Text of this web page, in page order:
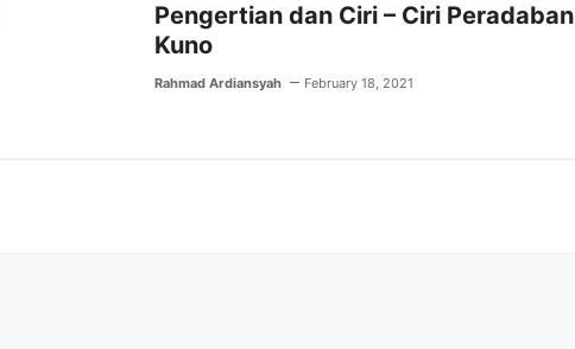
Pengertian dan Ciri – Ciri Peradaban
Kuno
Rahmad Ardiansyah February 18, 2021